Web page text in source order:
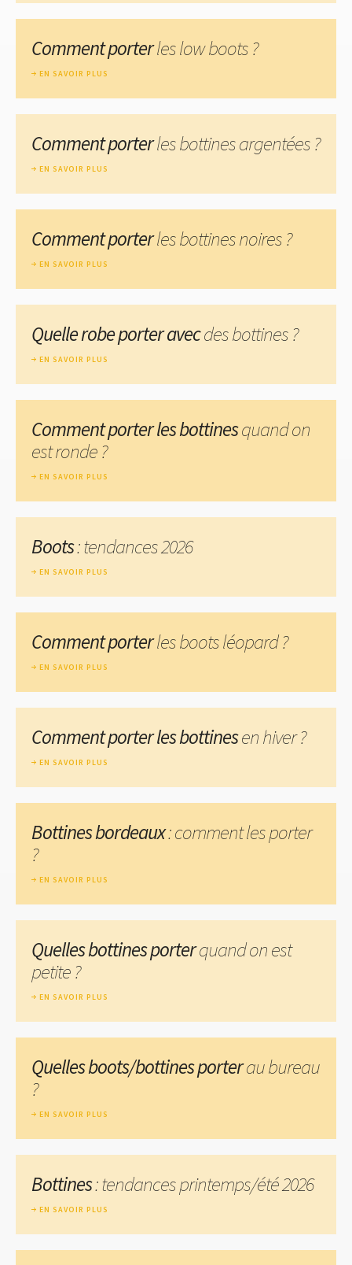
Comment porterles low boots ?
EN SAVOIR PLUS
Comment porterles bottines argentées ?
EN SAVOIR PLUS
Comment porterles bottines noires ?
EN SAVOIR PLUS
Quelle robe porter avecdes bottines ?
EN SAVOIR PLUS
Comment porter les bottinesquand on
est ronde ?
EN SAVOIR PLUS
Boots: tendances 2026
EN SAVOIR PLUS
Comment porterles boots léopard ?
EN SAVOIR PLUS
Comment porter les bottinesen hiver ?
EN SAVOIR PLUS
Bottines bordeaux: comment les porter
?
EN SAVOIR PLUS
Quelles bottines porterquand on est
petite ?
EN SAVOIR PLUS
Quelles boots/bottines porterau bureau
?
EN SAVOIR PLUS
Bottines: tendances printemps/été 2026
EN SAVOIR PLUS